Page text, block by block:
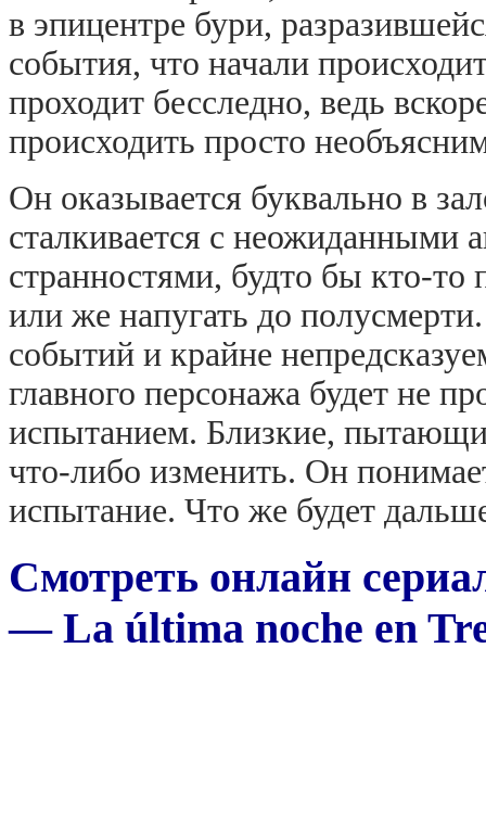
в эпицентре бури,
события, что начали
проходит бесследно, ведь
происходить просто
Он оказывается буквально в
сталкивается с
странностями, будто бы кто-то
или же напугать до
событий и крайне
главного персонажа будет не
испытанием. Близкие,
что-либо изменить. Он
испытание. Что же будет
Смотреть онлайн
— La última noche en